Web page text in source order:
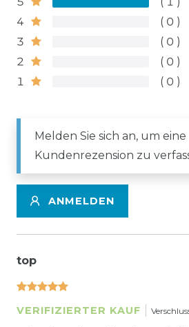
4
0
3
0
2
0
1
0
Melden Sie sich an, um eine
Kundenrezension zu
ANMELDEN
top
VERIFIZIERTER KAUF